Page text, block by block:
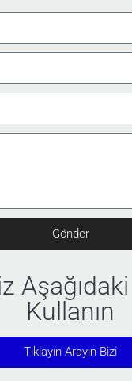
Gönder
Kullanın
Tıklayın Arayın Bizi